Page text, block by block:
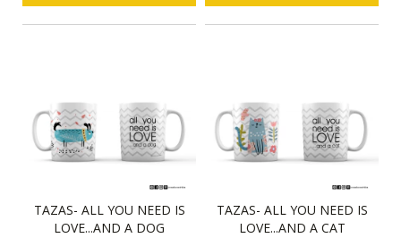
TAZAS- ALL YOU NEED IS
LOVE...AND A DOG
TAZAS- ALL YOU NEED IS
LOVE...AND A CAT